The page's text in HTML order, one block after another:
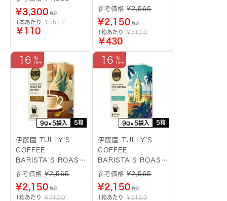
¥3,300 税込
1本あたり ￥151.2
￥110
ブラジル ドリップバ
参考価格 ¥2,565
¥2,150 税込
1箱あたり ￥513.0
￥430
9g×5袋入 5箱
16
伊藤園 TULLY’S
COFFEE
BARISTA’S ROAST
マスターブレンド ド
参考価格 ¥2,565
¥2,150 税込
1箱あたり ￥513.0
9g×5袋入 5箱
16
伊藤園 TULLY’S
COFFEE
BARISTA’S ROAST
コロンビア ドリップ
参考価格 ¥2,565
¥2,150 税込
1箱あたり ￥513.0